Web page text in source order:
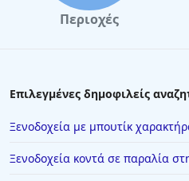
Περιοχές
Επιλεγμένες δημοφιλείς
Ξενοδοχεία με μπουτίκ
Ξενοδοχεία κοντά σε παραλία